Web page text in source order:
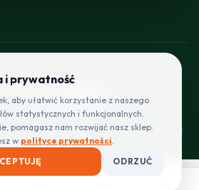
I BEZPIECZNE PŁATNOŚCI
CENNIK
DOSTAW
ZWROTY I
REKLAMACJE
WSZYSTKIE PRAWA ZASTRZEŻONE.
i prywatność
aby ułatwić korzystanie z naszego
statystycznych i funkcjonalnych.
pomagasz nam rozwijać nasz sklep.
w polityce prywatności.
ODRZUĆ